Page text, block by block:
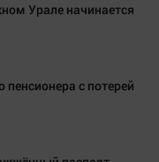
Урале начинается
с потерей